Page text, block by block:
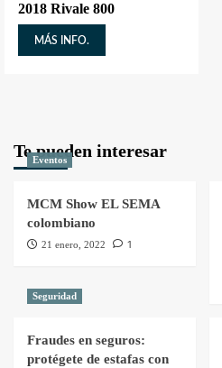
2018 Rivale 800
MÁS INFO.
Te pueden interesar
Eventos
MCM Show EL SEMA
colombiano
21 enero, 2022 1
Seguridad
Fraudes en seguros:
protégete de estafas con